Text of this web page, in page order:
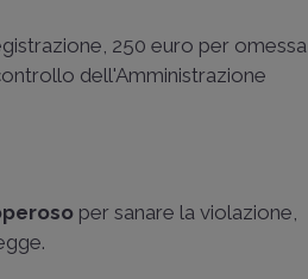
250 euro per omessa
dell'Amministrazione
per sanare la violazione,